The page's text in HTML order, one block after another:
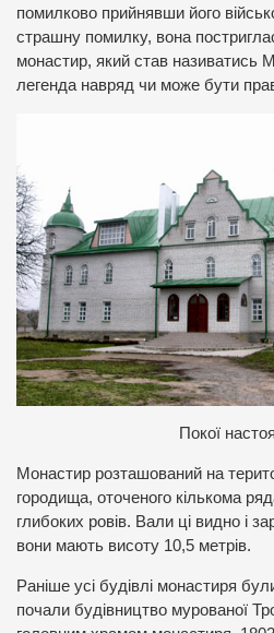
помилково прийнявши його
страшну помилку, вона
монастир, який став називатись
легенда навряд чи може бути
Покої
Монастир розташований на
городища, оточеного кількома
глибоких ровів. Вали ці видно і
вони мають висоту 10,5 метрів.
Раніше усі будівлі монастиря
почали будівництво мурованої